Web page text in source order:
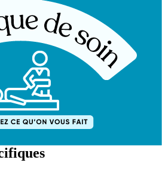
fortement recommandé
nerveux axillaire à proximité
résistante au traitement classique
d'origine musculaire
de l'épaule
de l'épaule